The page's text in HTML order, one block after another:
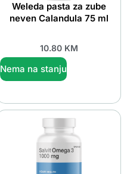
Weleda pasta za zube
neven Calandula 75 ml
10.80 KM
Nema na stanju